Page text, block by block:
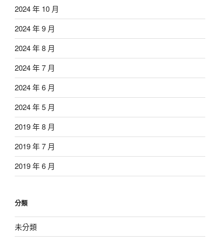
2024 年 10 月
2024 年 9 月
2024 年 8 月
2024 年 7 月
2024 年 6 月
2024 年 5 月
2019 年 8 月
2019 年 7 月
2019 年 6 月
分類
未分類